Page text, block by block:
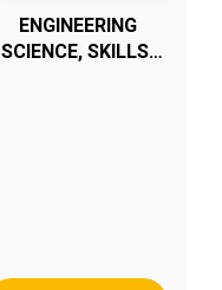
ENGINEERING
SCIENCE, SKILLS,